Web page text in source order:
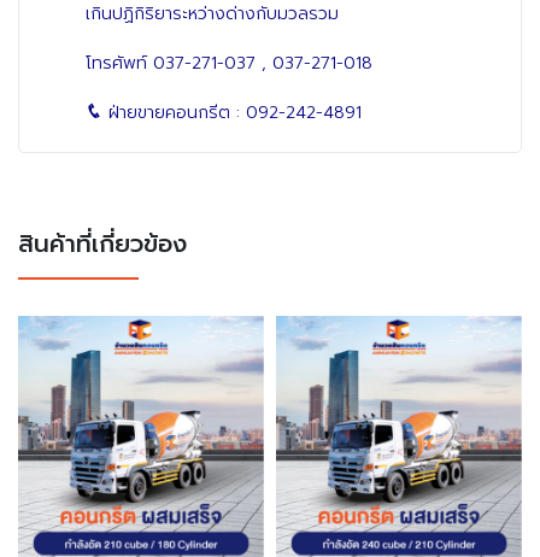
เกินปฏิกิริยาระหว่างด่างกับมวลรวม
โทรศัพท์ 037-271-037 , 037-271-018
ฝ่ายขายคอนกรีต : 092-242-4891
สินค้าที่เกี่ยวข้อง